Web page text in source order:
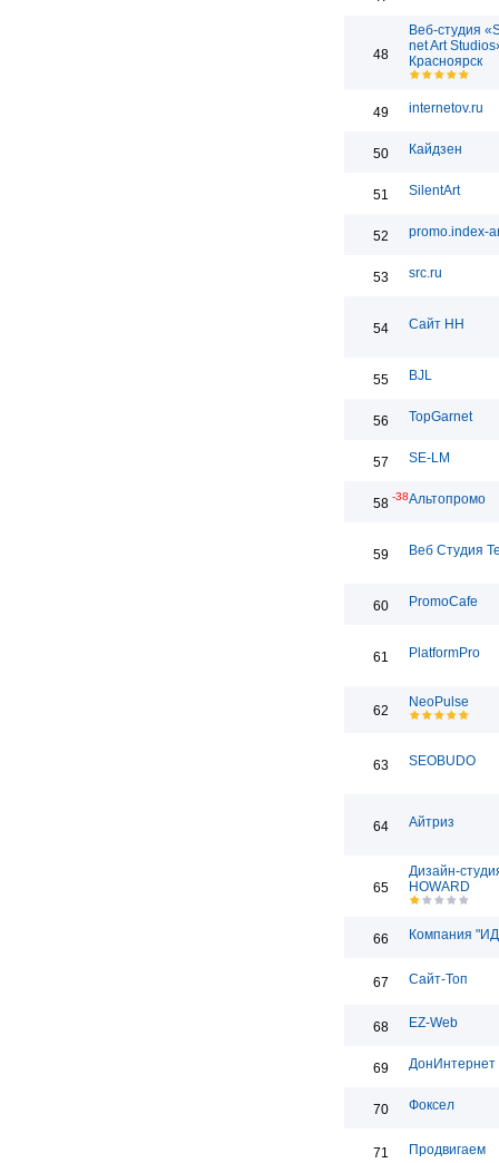
48
Веб-студия
net Art
Красноярск
49 internetov.ru
50 Кайдзен
51 SilentArt
52 promo.index-
53 src.ru
54 Сайт НН
55 BJL
56 TopGarnet
57 SE-LM
58 -38Альтопромо
59 Веб Студия
60 PromoCafe
61 PlatformPro
62
NeoPulse
63 SEOBUDO
64 Айтриз
65
Дизайн-
HOWARD
66 Компания
67 Сайт-Топ
68 EZ-Web
69 ДонИнтернет
70 Фоксел
71 Продвигаем